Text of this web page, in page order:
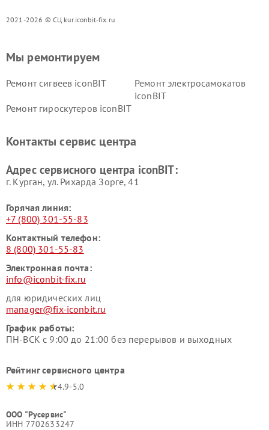
2021-2026 © СЦ kur.iconbit-fix.ru
Мы ремонтируем
Ремонт сигвеев iconBIT
Ремонт электросамокатов
iconBIT
Ремонт гироскутеров iconBIT
Контакты сервис центра
Адрес сервисного центра iconBIT:
г. Курган, ул. Рихарда Зорге, 41
Горячая линия:
+7 (800) 301-55-83
Контактный телефон:
8 (800) 301-55-83
Электронная почта:
info@iconbit-fix.ru
для юридических лиц
manager@fix-iconbit.ru
График работы:
ПН-ВСК с 9:00 до 21:00 без перерывов и выходных
Рейтинг сервисного центра
4.9-5.0
ООО "Русервис"
ИНН 7702633247